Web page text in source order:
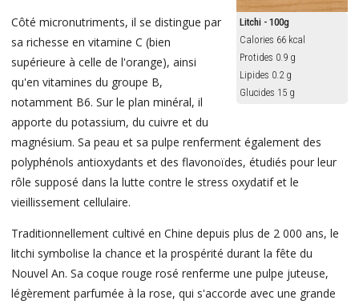
Litchi - 100g
Calories 66 kcal
Protides 0.9 g
Lipides 0.2 g
Glucides 15 g
Côté micronutriments, il se distingue par
sa richesse en vitamine C (bien
supérieure à celle de l'orange), ainsi
qu'en vitamines du groupe B,
notamment B6. Sur le plan minéral, il
apporte du potassium, du cuivre et du
magnésium. Sa peau et sa pulpe renferment également des
polyphénols antioxydants et des flavonoïdes, étudiés pour leur
rôle supposé dans la lutte contre le stress oxydatif et le
vieillissement cellulaire.
Traditionnellement cultivé en Chine depuis plus de 2 000 ans, le
litchi symbolise la chance et la prospérité durant la fête du
Nouvel An. Sa coque rouge rosé renferme une pulpe juteuse,
légèrement parfumée à la rose, qui s'accorde avec une grande